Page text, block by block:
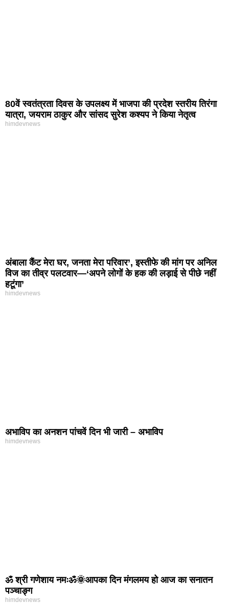
80वें स्वतंत्रता दिवस के उपलक्ष्य में भाजपा की प्रदेश स्तरीय तिरंगा
यात्रा, जयराम ठाकुर और सांसद सुरेश कश्यप ने किया नेतृत्व
himdevnews
अंबाला कैंट मेरा घर, जनता मेरा परिवार’, इस्तीफे की मांग पर अनिल
विज का तीव्र पलटवार—‘अपने लोगों के हक की लड़ाई से पीछे नहीं
हटूंगा’
himdevnews
अभाविप का अनशन पांचवें दिन भी जारी – अभाविप
himdevnews
ॐ श्री गणेशाय नमःॐ🌞आपका दिन मंगलमय हो आज का सनातन
पञ्चाङ्ग
himdevnews